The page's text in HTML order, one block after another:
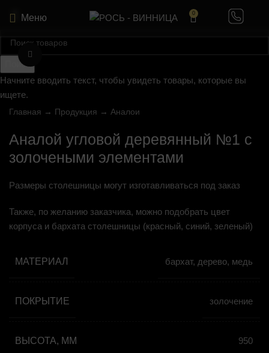
Меню 0
Главная → Продукция → Аналои
Аналой угловой деревянный №1 с
золочеными элементами
Размеры столешницы могут изготавливаться под заказ
Также, по желанию заказчика, можно подобрать цвет
корпуса и бархата столешницы (красный, синий, зеленый)
МАТЕРИАЛ бархат, дерево, медь
ПОКРЫТИЕ золочение
ВЫСОТА, ММ 950
Поиск
Начните вводить текст, чтобы увидеть товары, которые вы
ищете.